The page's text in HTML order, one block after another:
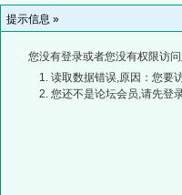
提示信息 »
您没有登录或者您没有权限访
读取数据错误,原因：您要
您还不是论坛会员,请先登